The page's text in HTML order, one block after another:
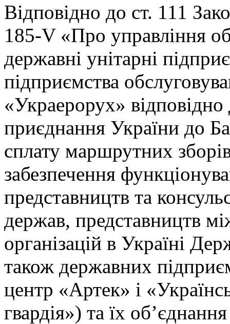
Відповідно до ст. 111
185-V «Про управління
державні унітарні
підприємства
«Украерорух»
приєднання України до
сплату маршрутних
забезпечення
представництв та
держав, представництв
організацій в Україні
також державних
центр «Артек» і
гвардія») та їх